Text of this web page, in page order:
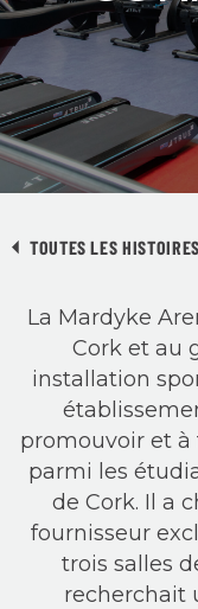
TOUTES LES
La Mardyke
Cork et au
installation
promouvoir et à
parmi les
de Cork. Il a
fournisseur
trois salles
recherchait